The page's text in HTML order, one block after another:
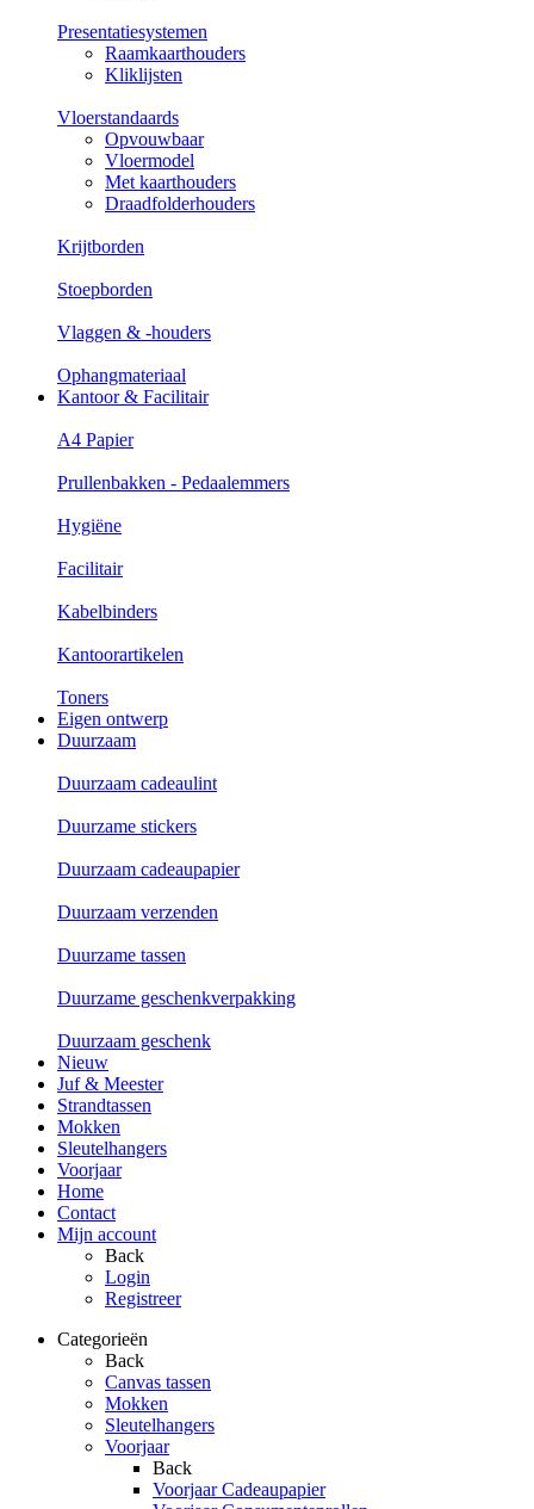
Presentatiesystemen
Raamkaarthouders
Kliklijsten
Vloerstandaards
Opvouwbaar
Vloermodel
Met kaarthouders
Draadfolderhouders
Krijtborden
Stoepborden
Vlaggen & -houders
Ophangmateriaal
Kantoor & Facilitair
A4 Papier
Prullenbakken - Pedaalemmers
Hygiëne
Facilitair
Kabelbinders
Kantoorartikelen
Toners
Eigen ontwerp
Duurzaam
Duurzaam cadeaulint
Duurzame stickers
Duurzaam cadeaupapier
Duurzaam verzenden
Duurzame tassen
Duurzame geschenkverpakking
Duurzaam geschenk
Nieuw
Juf & Meester
Strandtassen
Mokken
Sleutelhangers
Voorjaar
Home
Contact
Mijn account
Back
Login
Registreer
Categorieën
Back
Canvas tassen
Mokken
Sleutelhangers
Voorjaar
Back
Voorjaar Cadeaupapier